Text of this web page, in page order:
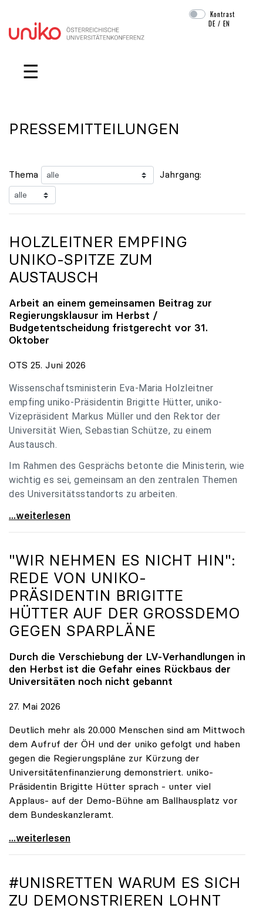
Navigation überspringen
Kontrast
DE /EN
☰
PRESSEMITTEILUNGEN
Thema Jahrgang:
HOLZLEITNER EMPFING
UNIKO-SPITZE ZUM
AUSTAUSCH
Arbeit an einem gemeinsamen Beitrag zur
Regierungsklausur im Herbst /
Budgetentscheidung fristgerecht vor 31.
Oktober
OTS 25. Juni 2026
Wissenschaftsministerin Eva-Maria Holzleitner
empfing uniko-Präsidentin Brigitte Hütter, uniko-
Vizepräsident Markus Müller und den Rektor der
Universität Wien, Sebastian Schütze, zu einem
Austausch.
Im Rahmen des Gesprächs betonte die Ministerin, wie
wichtig es sei, gemeinsam an den zentralen Themen
des Universitätsstandorts zu arbeiten.
Holzleitner empfing uniko-Spitze zum Austausch
...weiterlesen
"WIR NEHMEN ES NICHT HIN":
REDE VON UNIKO-
PRÄSIDENTIN BRIGITTE
HÜTTER AUF DER GROSSDEMO G
EGEN SPARPLÄNE
Durch die Verschiebung der LV-Verhandlungen in
den Herbst ist die Gefahr eines Rückbaus der
Universitäten noch nicht gebannt
27. Mai 2026
Deutlich mehr als 20.000 Menschen sind am Mittwoch
dem Aufruf der ÖH und der uniko gefolgt und haben
gegen die Regierungspläne zur Kürzung der
Universitätenfinanzierung demonstriert. uniko-
Präsidentin Brigitte Hütter sprach - unter viel
Applaus- auf der Demo-Bühne am Ballhausplatz vor
dem Bundeskanzleramt.
\"Wir nehmen es nicht hin\": Rede von
...weiterlesen
#UNISRETTEN WARUM ES SICH
ZU DEMONSTRIEREN LOHNT